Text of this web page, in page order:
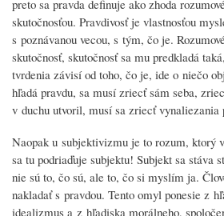
preto sa pravda definuje ako zhoda
skutočnosťou. Pravdivosť je vlastnosťou
s poznávanou vecou, s tým, čo je.
skutočnosť, skutočnosť sa mu predkladá
tvrdenia závisí od toho, čo je, ide o niečo
hľadá pravdu, sa musí zriecť sám seba,
v duchu utvoril, musí sa zriecť vynaliezania
Naopak u subjektivizmu je to rozum, ktorý
sa tu podriaďuje subjektu! Subjekt sa stáva
nie sú to, čo sú, ale to, čo si myslím ja.
nakladať s pravdou. Tento omyl ponesie z
idealizmus a z hľadiska morálneho,